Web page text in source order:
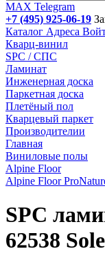
MAX Telegram
+7 (495) 925-06-19
Каталог Адреса
Кварц-винил
SPC / СПС
Ламинат
Инженерная доска
Паркетная доска
Плетёный пол
Кварцевый паркет
Производителии
Главная
Виниловые полы
Alpine Floor
Alpine Floor
SPC
62538